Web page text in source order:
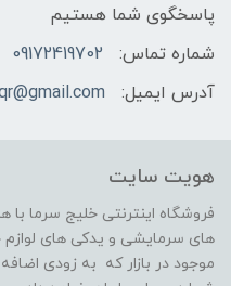
پاسخگوی شما هستیم
شماره تماس:
09172419702
آدرس ایمیل:
هویت سایت
فروشگاه اینترنتی خلیج سرما
های سرمایشی و یدکی های
موجود در بازار که به زودی